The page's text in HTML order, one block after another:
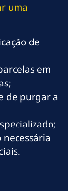
uma
de
em
de purgar a